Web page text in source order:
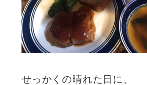
せっかくの晴れた日に、